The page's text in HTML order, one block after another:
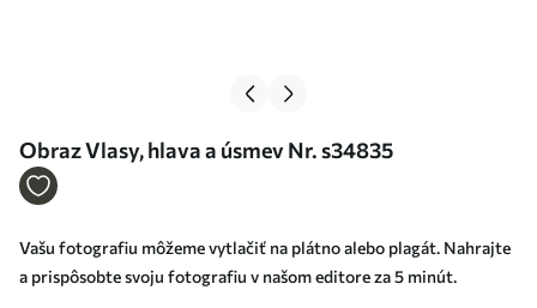
Obraz Vlasy, hlava a úsmev Nr. s34835
Vašu fotografiu môžeme vytlačiť na plátno alebo plagát. Nahrajte
a prispôsobte svoju fotografiu v našom editore za 5 minút.